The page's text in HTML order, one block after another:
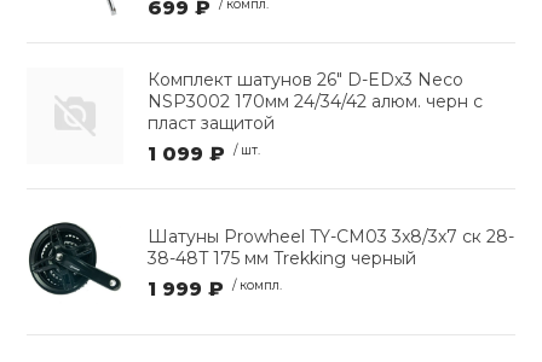
699 ₽ / компл.
Комплект шатунов 26" D-EDx3 Neco
NSP3002 170мм 24/34/42 алюм. черн с
пласт защитой
1 099 ₽ / шт.
Шатуны Prowheel TY-CM03 3x8/3х7 ск 28-
38-48T 175 мм Trekking черный
1 999 ₽ / компл.